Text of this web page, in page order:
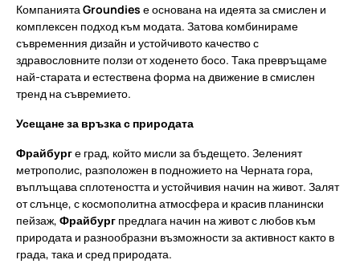
Компанията Groundies е основана на идеята за смислен и
комплексен подход към модата. Затова комбинираме
съвременния дизайн и устойчивото качество с
здравословните ползи от ходенето босо. Така превръщаме
най-старата и естествена форма на движение в смислен
тренд на съвремието.
Усещане за връзка с природата
Фрайбурге град, който мисли за бъдещето. Зеленият
метрополис, разположен в подножието на Черната гора,
въплъщава сплотеността и устойчивия начин на живот. Залят
от слънце, с космополитна атмосфера и красив планински
пейзаж, Фрайбург предлага начин на живот с любов към
природата и разнообразни възможности за активност както в
града, така и сред природата.